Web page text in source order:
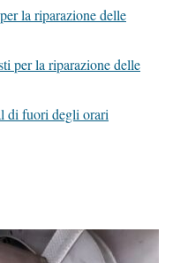
la riparazione delle
per la riparazione delle
di fuori degli orari